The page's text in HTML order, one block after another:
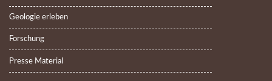
Geologie erleben
Forschung
Presse Material